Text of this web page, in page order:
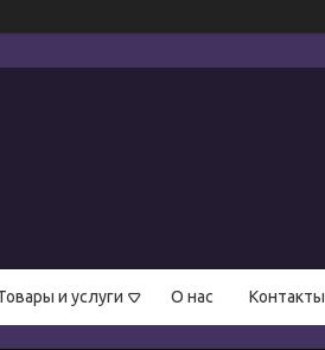
и услуги О нас Контакты